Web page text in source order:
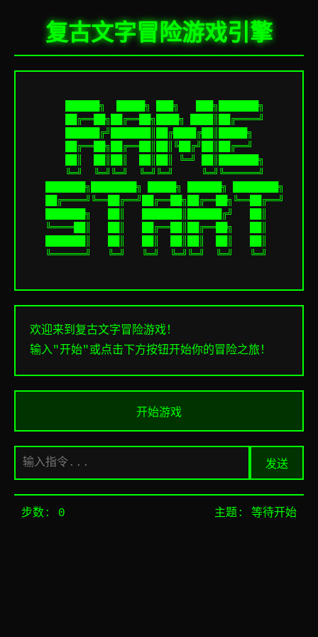
复古文字冒险游戏引擎
  ██████╗  █████╗ ███╗   ███╗███████╗
  ██╔══██╗██╔══██╗████╗ ████║██╔════╝
  ██████╔╝███████║██╔████╔██║█████╗
  ██╔══██╗██╔══██║██║╚██╔╝██║██╔══╝
  ██║  ██║██║  ██║██║ ╚═╝ ██║███████╗
  ╚═╝  ╚═╝╚═╝  ╚═╝╚═╝     ╚═╝╚══════╝
  ███████╗████████╗ █████╗ ██████╗ ████████╗
  ██╔════╝╚══██╔══╝██╔══██╗██╔══██╗╚══██╔══╝
  ███████╗   ██║   ███████║██████╔╝   ██║
  ╚════██║   ██║   ██╔══██║██╔══██╗   ██║
  ╚══════╝   ╚═╝   ╚═╝  ╚═╝╚═╝  ╚═╝   ╚═╝
欢迎来到复古文字冒险游戏！
输入"开始"或点击下方按钮开始你的冒险之旅！
开始游戏
发送
步数: 0 主题: 等待开始